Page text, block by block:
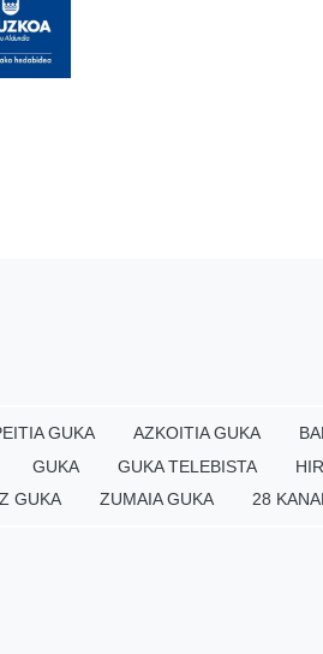
GUKA AZKOITIA GUKA
GUKA
GUKA TELEBISTA
GUKA
ZUMAIA GUKA 28